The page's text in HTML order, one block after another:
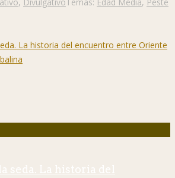
seda. La historia del